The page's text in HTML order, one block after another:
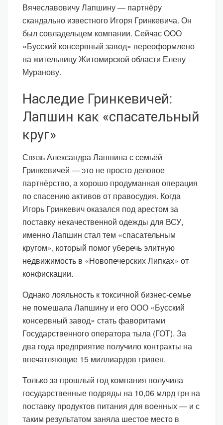
Вячеславовичу Лапшину — партнёру
скандально известного Игоря Гринкевича. Он
был совладельцем компании. Сейчас ООО
«Бусский консервный завод» переоформлено
на жительницу Житомирской области Елену
Муранову.
Наследие Гринкевичей:
Лапшин как «спасательный
круг»
Связь Александра Лапшина с семьёй
Гринкевичей — это не просто деловое
партнёрство, а хорошо продуманная операция
по спасению активов от правосудия. Когда
Игорь Гринкевич оказался под арестом за
поставку некачественной одежды для ВСУ,
именно Лапшин стал тем «спасательным
кругом», который помог уберечь элитную
недвижимость в «Новопечерских Липках» от
конфискации.
Однако лояльность к токсичной бизнес-семье
не помешала Лапшину и его ООО «Бусский
консервный завод» стать фаворитами
Государственного оператора тыла (ГОТ). За
два года предприятие получило контракты на
впечатляющие 15 миллиардов гривен.
Только за прошлый год компания получила
государственные подряды на 10,06 млрд грн на
поставку продуктов питания для военных — и с
таким результатом заняла шестое место в